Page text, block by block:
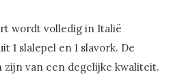
wordt volledig in Italië
1 slalepel en 1 slavork. De
van een degelijke kwaliteit.